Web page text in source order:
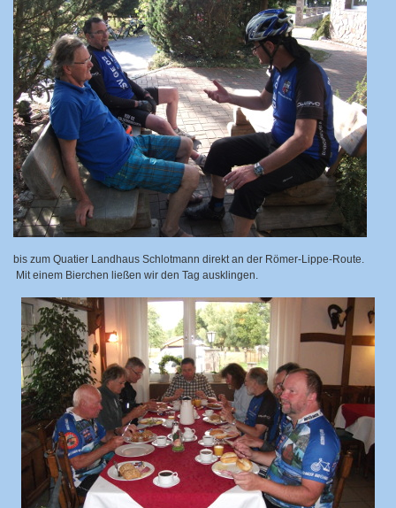
bis zum Quatier Landhaus Schlotmann direkt an der Römer-Lippe-Route.
Mit einem Bierchen ließen wir den Tag ausklingen.